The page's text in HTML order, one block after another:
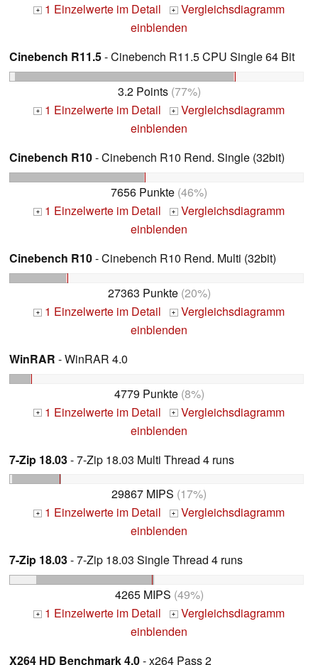
+ 1 Einzelwerte im Detail + Vergleichsdiagramm
einblenden
Cinebench R11.5- Cinebench R11.5 CPU Single 64 Bit
3.2 Points(77%)
+ 1 Einzelwerte im Detail + Vergleichsdiagramm
einblenden
Cinebench R10- Cinebench R10 Rend. Single (32bit)
7656 Punkte (46%)
+ 1 Einzelwerte im Detail + Vergleichsdiagramm
einblenden
Cinebench R10- Cinebench R10 Rend. Multi (32bit)
27363 Punkte(20%)
+ 1 Einzelwerte im Detail + Vergleichsdiagramm
einblenden
WinRAR - WinRAR 4.0
4779 Punkte(8%)
+ 1 Einzelwerte im Detail + Vergleichsdiagramm
einblenden
7-Zip 18.03- 7-Zip 18.03 Multi Thread 4 runs
29867 MIPS (17%)
+ 1 Einzelwerte im Detail + Vergleichsdiagramm
einblenden
7-Zip 18.03- 7-Zip 18.03 Single Thread 4 runs
4265 MIPS (49%)
+ 1 Einzelwerte im Detail + Vergleichsdiagramm
einblenden
X264 HD Benchmark 4.0- x264 Pass 2